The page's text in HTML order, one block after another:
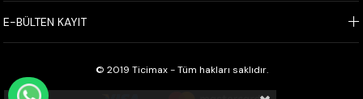
E-BÜLTEN KAYIT
© 2019 Ticimax - Tüm hakları saklıdır.